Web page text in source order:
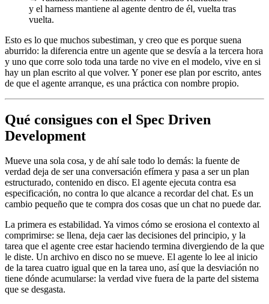
y el harness mantiene al agente dentro de él, vuelta tras
vuelta.
Esto es lo que muchos subestiman, y creo que es porque suena
aburrido: la diferencia entre un agente que se desvía a la tercera hora
y uno que corre solo toda una tarde no vive en el modelo, vive en si
hay un plan escrito al que volver. Y poner ese plan por escrito, antes
de que el agente arranque, es una práctica con nombre propio.
Qué consigues con el Spec Driven
Development
Mueve una sola cosa, y de ahí sale todo lo demás: la fuente de
verdad deja de ser una conversación efímera y pasa a ser un plan
estructurado, contenido en disco. El agente ejecuta contra esa
especificación, no contra lo que alcance a recordar del chat. Es un
cambio pequeño que te compra dos cosas que un chat no puede dar.
La primera es estabilidad. Ya vimos cómo se erosiona el contexto al
comprimirse: se llena, deja caer las decisiones del principio, y la
tarea que el agente cree estar haciendo termina divergiendo de la que
le diste. Un archivo en disco no se mueve. El agente lo lee al inicio
de la tarea cuatro igual que en la tarea uno, así que la desviación no
tiene dónde acumularse: la verdad vive fuera de la parte del sistema
que se desgasta.